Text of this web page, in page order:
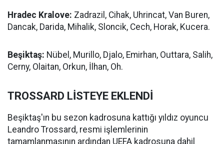
Hradec Kralove: Zadrazil, Cihak, Uhrincat, Van Buren,
Dancak, Darida, Mihalik, Sloncik, Cech, Horak, Kucera.
Beşiktaş: Nübel, Murillo, Djalo, Emirhan, Outtara, Salih,
Cerny, Olaitan, Orkun, İlhan, Oh.
TROSSARD LİSTEYE EKLENDİ
Beşiktaş'ın bu sezon kadrosuna kattığı yıldız oyuncu
Leandro Trossard, resmi işlemlerinin
tamamlanmasının ardından UEFA kadrosuna dahil